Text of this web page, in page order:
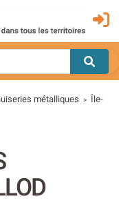
métalliques > Île-